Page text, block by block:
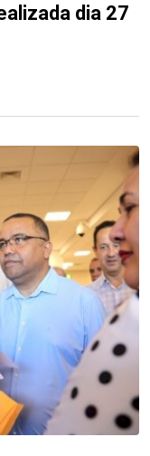
dia 27